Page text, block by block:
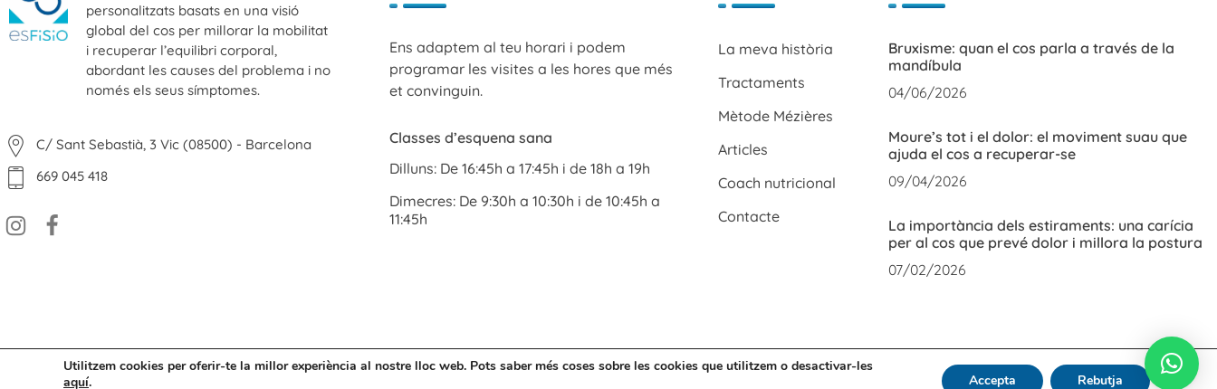
personalitzats basats en una visió
global del cos per millorar la mobilitat
i recuperar l’equilibri corporal,
abordant les causes del problema i no
només els seus símptomes.
C/ Sant Sebastià, 3 Vic (08500) - Barcelona
669 045 418
Ens adaptem al teu horari i podem
programar les visites a les hores que més
et convinguin.
Classes d’esquena sana
Dilluns: De 16:45h a 17:45h i de 18h a 19h
Dimecres: De 9:30h a 10:30h i de 10:45h a
11:45h
La meva història
Tractaments
Mètode Mézières
Articles
Coach nutricional
Contacte
Bruxisme: quan el cos parla a través de la
mandíbula
04/06/2026
Moure’s tot i el dolor: el moviment suau que
ajuda el cos a recuperar-se
09/04/2026
La importància dels estiraments: una carícia
per al cos que prevé dolor i millora la postura
07/02/2026
© 2026 ES FISIO - Tots els drets reservats Avís LegalPolítica de CookiesPolítica de Privadesa
Utilitzem cookies per oferir-te la millor experiència al nostre lloc web. Pots saber més coses sobre les cookies que utilitzem o desactivar-les
aquí. Accepta Rebutja